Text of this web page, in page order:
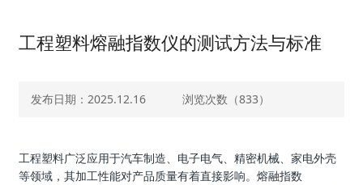
工程塑料熔融指数仪的测试方法与标准
发布日期：2025.12.16 浏览次数（833）
工程塑料广泛应用于汽车制造、电子电气、精密机械、家电外壳
等领域，其加工性能对产品质量有着直接影响。熔融指数